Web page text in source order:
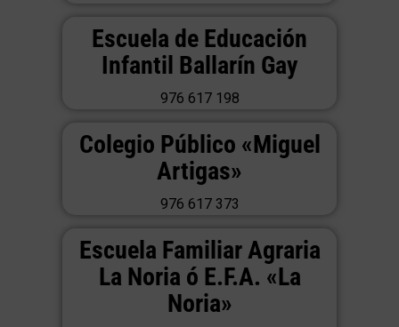
Escuela de Educación
Infantil Ballarín Gay
976 617 198
Colegio Público «Miguel
Artigas»
976 617 373
Escuela Familiar Agraria
La Noria ó E.F.A. «La
Noria»